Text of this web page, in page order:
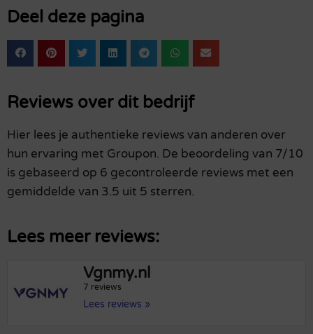
Deel deze pagina
Reviews over dit bedrijf
Hier lees je authentieke reviews van anderen over
hun ervaring met Groupon. De beoordeling van 7/10
is gebaseerd op 6 gecontroleerde reviews met een
gemiddelde van 3.5 uit 5 sterren.
Lees meer reviews:
Vgnmy.nl
7 reviews
Lees reviews »